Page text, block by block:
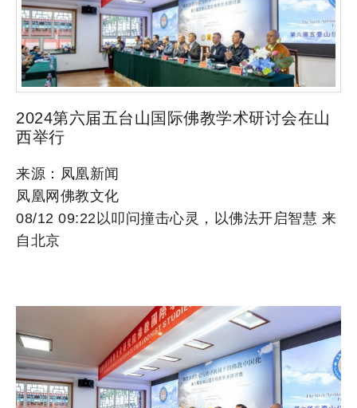
2024第六届五台山国际佛教学术研讨会在山
西举行
来源：凤凰新闻
凤凰网佛教文化
08/12 09:22以叩问撞击心灵，以佛法开启智慧 来
自北京